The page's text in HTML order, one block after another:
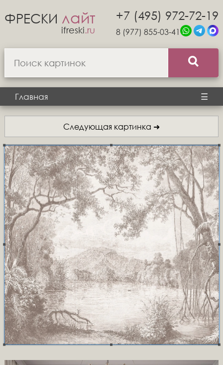
ФРЕСКИ лайт
ifreski.ru
+7 (495) 972-72-19
8 (977) 855-03-41
Главная ☰
Следующая картинка ➜